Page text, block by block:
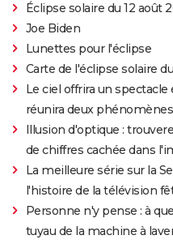
Éclipse solaire du 12 août
Joe Biden
Lunettes pour l'éclipse
Carte de l'éclipse solaire
Le ciel offrira un
réunira deux
Illusion d'optique :
de chiffres cachée dans
La meilleure série sur la
l'histoire de la télévision
Personne n'y pense : à
tuyau de la machine à